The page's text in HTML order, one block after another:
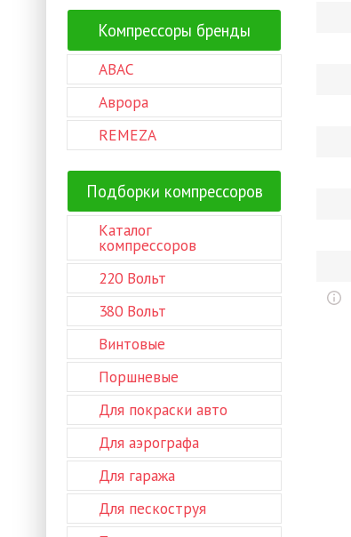
Компрессоры бренды
ABAC
Аврора
REMEZA
Подборки компрессоров
Каталог
компрессоров
220 Вольт
380 Вольт
Винтовые
Поршневые
Для покраски авто
Для аэрографа
Для гаража
Для пескоструя